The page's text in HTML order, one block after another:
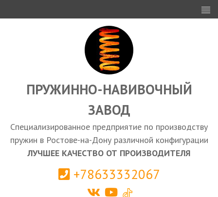
ИНВЕСТОРАМ
ПРОЕКТИРОВАНИЕ
ЭКСПОРТ
ЗАКУПКИ
КАЛЬКУЛЯТОР ПРУЖИН
Ростов-на-Дону
ПРУЖИННО-НАВИВОЧНЫЙ
ЗАВОД
Специализированное предприятие по производству
пружин в Ростове-на-Дону различной конфигурации
ЛУЧШЕЕ КАЧЕСТВО ОТ ПРОИЗВОДИТЕЛЯ
+78633332067